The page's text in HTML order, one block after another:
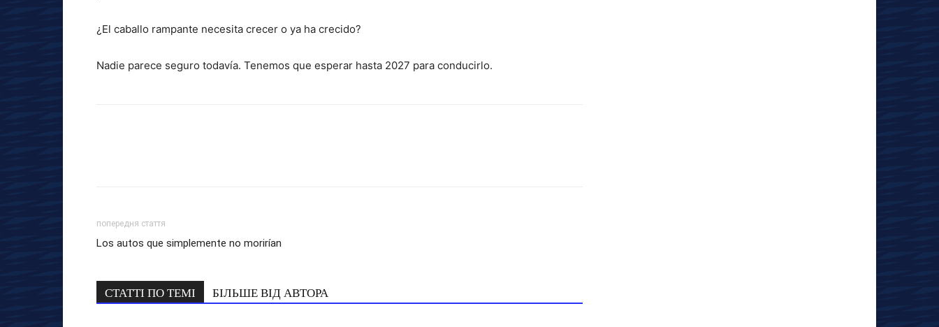
¿El caballo rampante necesita crecer o ya ha crecido?
Nadie parece seguro todavía. Tenemos que esperar hasta 2027 para conducirlo.
попередня стаття
Los autos que simplemente no morirían
СТАТТІ ПО ТЕМІ БІЛЬШЕ ВІД АВТОРА